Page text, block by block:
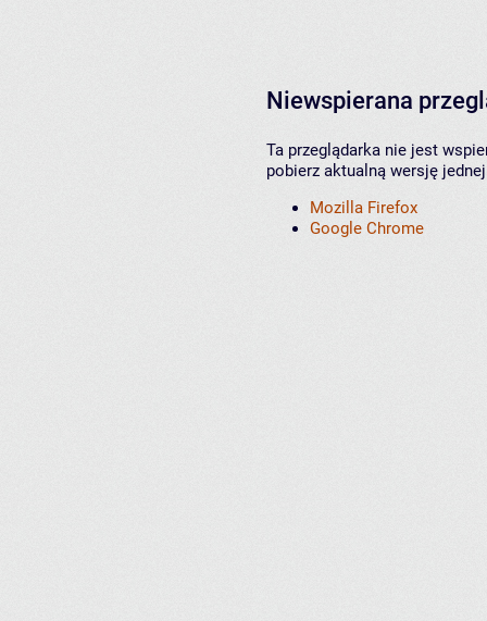
Niewspierana
Ta przeglądarka nie jest
pobierz aktualną wersję
Mozilla Firefox
Google Chrome